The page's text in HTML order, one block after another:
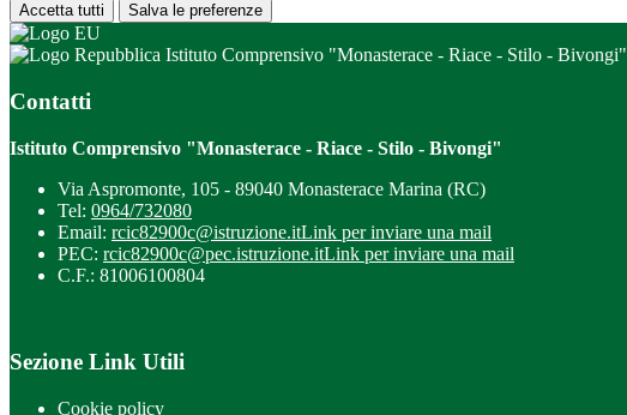
Accetta tutti Salva le preferenze
Istituto Comprensivo "Monasterace - Riace - Stilo - Bivongi"
Contatti
Istituto Comprensivo "Monasterace - Riace - Stilo - Bivongi"
Via Aspromonte, 105 - 89040 Monasterace Marina (RC)
Tel: 0964/732080
Email: rcic82900c@istruzione.itLink per inviare una mail
PEC: rcic82900c@pec.istruzione.itLink per inviare una mail
C.F.: 81006100804
Sezione Link Utili
Cookie policy